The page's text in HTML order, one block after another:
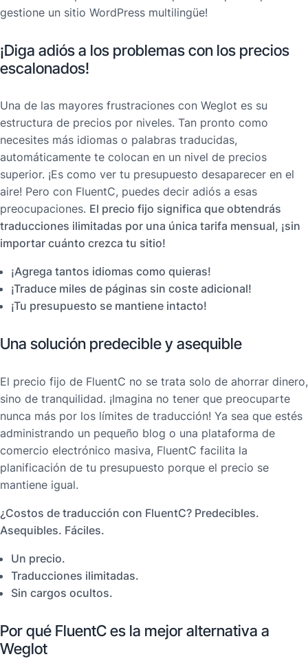
gestione un sitio WordPress multilingüe!
¡Diga adiós a los problemas con los precios
escalonados!
Una de las mayores frustraciones con Weglot es su
estructura de precios por niveles. Tan pronto como
necesites más idiomas o palabras traducidas,
automáticamente te colocan en un nivel de precios
superior. ¡Es como ver tu presupuesto desaparecer en el
aire! Pero con FluentC, puedes decir adiós a esas
preocupaciones. El precio fijo significa que obtendrás
traducciones ilimitadas por una única tarifa mensual, ¡sin
importar cuánto crezca tu sitio!
¡Agrega tantos idiomas como quieras!
¡Traduce miles de páginas sin coste adicional!
¡Tu presupuesto se mantiene intacto!
Una solución predecible y asequible
El precio fijo de FluentC no se trata solo de ahorrar dinero,
sino de tranquilidad. ¡Imagina no tener que preocuparte
nunca más por los límites de traducción! Ya sea que estés
administrando un pequeño blog o una plataforma de
comercio electrónico masiva, FluentC facilita la
planificación de tu presupuesto porque el precio se
mantiene igual.
¿Costos de traducción con FluentC? Predecibles.
Asequibles. Fáciles.
Un precio.
Traducciones ilimitadas.
Sin cargos ocultos.
Por qué FluentC es la mejor alternativa a
Weglot